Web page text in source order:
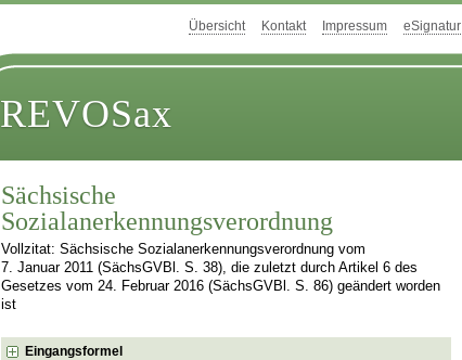
Übersicht Kontakt Impressum eSignatur
REVOSax
Sächsische
Sozialanerkennungsverordnung
Vollzitat: Sächsische Sozialanerkennungsverordnung vom
7. Januar 2011 (SächsGVBl. S. 38), die zuletzt durch Artikel 6 des
Gesetzes vom 24. Februar 2016 (SächsGVBl. S. 86) geändert worden
ist
Eingangsformel